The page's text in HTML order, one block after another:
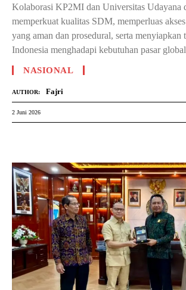
Kolaborasi KP2MI dan Universitas Udayana
memperkuat kualitas SDM, memperluas
yang aman dan prosedural, serta menyiapkan
Indonesia menghadapi kebutuhan pasar
NASIONAL
AUTHOR: Fajri
2 Juni 2026